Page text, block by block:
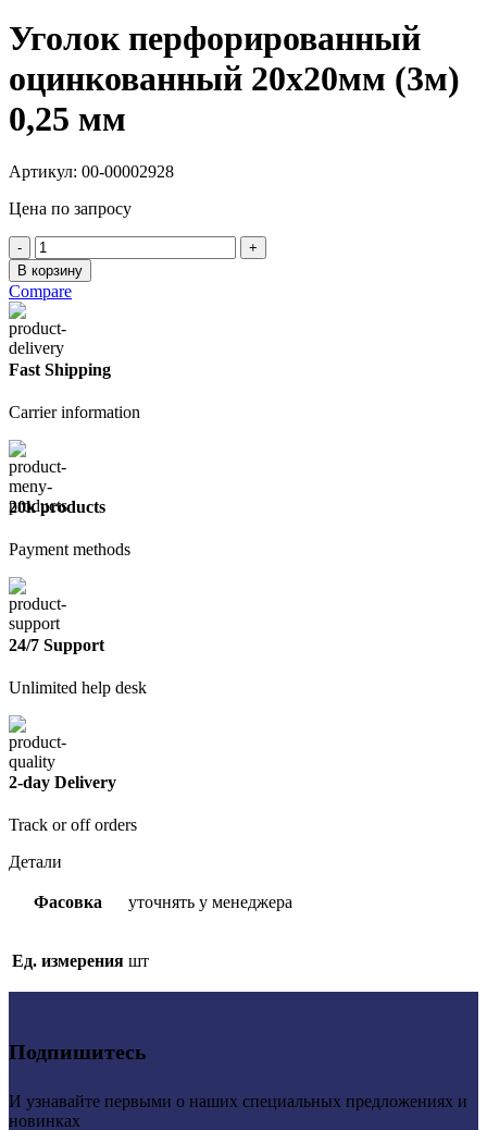
Уголок перфорированный
оцинкованный 20х20мм (3м)
0,25 мм
Артикул: 00-00002928
Цена по запросу
Количество
товара
Уголок
перфорированный
оцинкованный
20х20мм
(3м)
0,25
В корзину
Compare
Fast Shipping
Carrier information
20k products
Payment methods
24/7 Support
Unlimited help desk
2-day Delivery
Track or off orders
Детали
Фасовка уточнять у менеджера
Ед. измерения шт
Подпишитесь
И узнавайте первыми о наших специальных предложениях и
новинках